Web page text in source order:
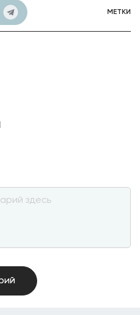
МЕТКИ